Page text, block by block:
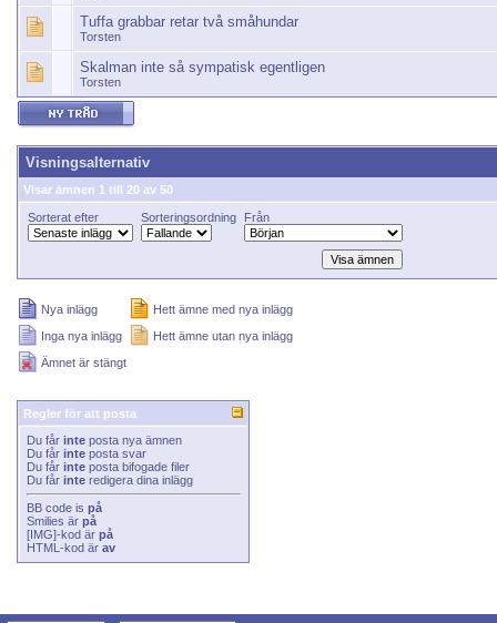
Tuffa grabbar retar två småhundar
Torsten
Skalman inte så sympatisk egentligen
Torsten
Visningsalternativ
Visar ämnen 1 till 20 av 50
Sorterat efter Sorteringsordning Från
Nya inlägg
Hett ämne med nya inlägg
Inga nya inlägg
Hett ämne utan nya inlägg
Ämnet är stängt
Regler för att posta
Du får inte posta nya ämnen
Du får inte posta svar
Du får inte posta bifogade filer
Du får inte redigera dina inlägg
BB code is på
Smilies är på
[IMG]-kod är på
HTML-kod är av